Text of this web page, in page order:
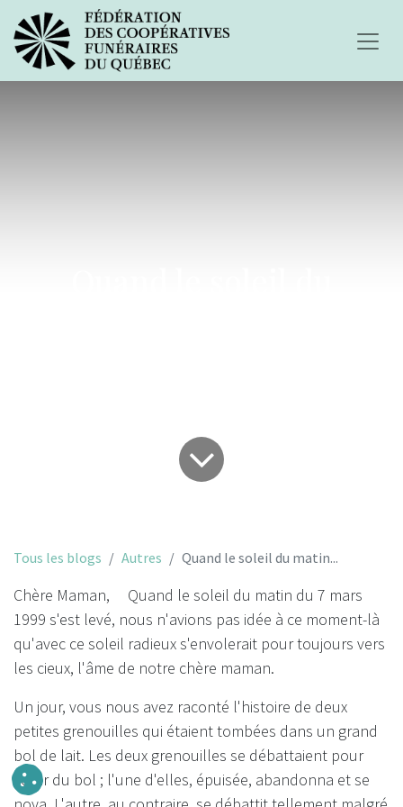
Tous les blogs Autres Quand le soleil du matin...
Chère Maman, Quand le soleil du matin du 7 mars
1999 s'est levé, nous n'avions pas idée à ce moment-là
qu'avec ce soleil radieux s'envolerait pour toujours vers
les cieux, l'âme de notre chère maman.
Un jour, vous nous avez raconté l'histoire de deux
petites grenouilles qui étaient tombées dans un grand
bol de lait. Les deux grenouilles se débattaient pour
sortir du bol ; l'une d'elles, épuisée, abandonna et se